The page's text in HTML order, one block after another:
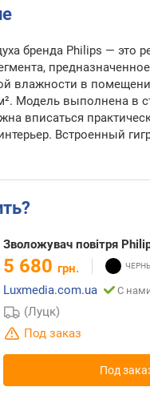
бренда Philips — это
влажности в
Модель выполнена в
вписаться
Встроенный
Зволожувач повітря
5 680 грн.
Luxmedia.com.ua
С
(Луцк)
Под заказ
Под